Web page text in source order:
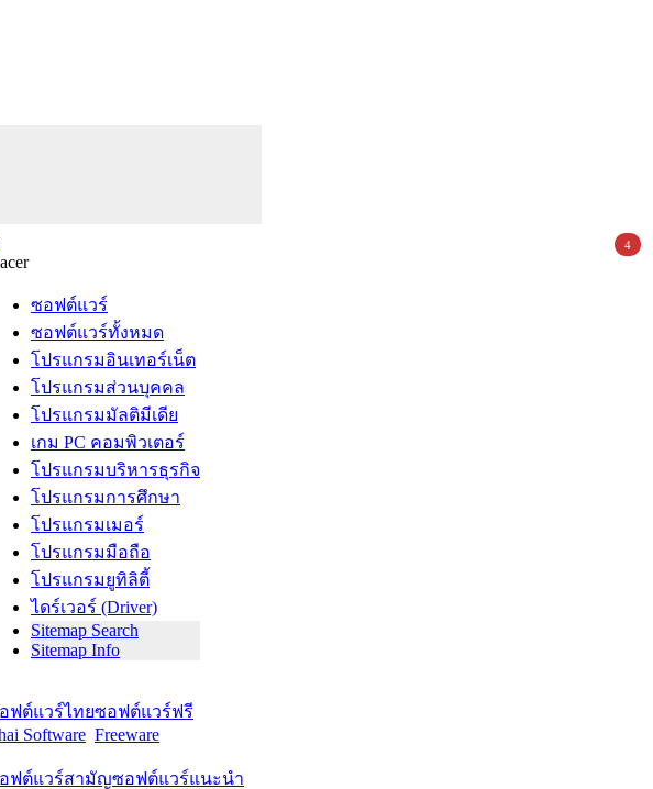
ซอฟต์แวร์
ซอฟต์แวร์ทั้งหมด
โปรแกรมอินเทอร์เน็ต
โปรแกรมส่วนบุคคล
โปรแกรมมัลติมีเดีย
เกม PC คอมพิวเตอร์
โปรแกรมบริหารธุรกิจ
โปรแกรมการศึกษา
โปรแกรมเมอร์
โปรแกรมมือถือ
โปรแกรมยูทิลิตี้
ไดร์เวอร์ (Driver)
Sitemap Search
Sitemap Info
ฟต์แวร์ไทย
Software
ซอฟต์แวร์ฟรี
Freeware
ฟต์แวร์สามัญซอฟต์แวร์แนะนำ
4